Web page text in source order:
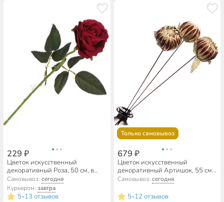
229 ₽
Цветок искусственный
декоративный Роза, 50 см, в
ассортименте, Y3-1538
Самовывоз:сегодня
Курьером:завтра
5•13 отзывов
Только самовывоз
679 ₽
Цветок искусственный
декоративный Артишок, 55 см,
Y6-10395
Самовывоз: сегодня
5•12 отзывов